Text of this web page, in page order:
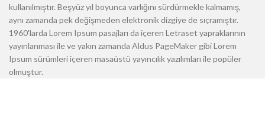
kullanılmıştır. Beşyüz yıl boyunca varlığını sürdürmekle kalmamış,
aynı zamanda pek değişmeden elektronik dizgiye de sıçramıştır.
1960'larda Lorem Ipsum pasajları da içeren Letraset yapraklarının
yayınlanması ile ve yakın zamanda Aldus PageMaker gibi Lorem
Ipsum sürümleri içeren masaüstü yayıncılık yazılımları ile popüler
olmuştur.